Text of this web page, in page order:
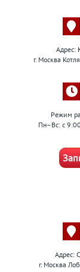
г. Москва
Режим
Пн–Вс: с
Адрес:
г. Москва